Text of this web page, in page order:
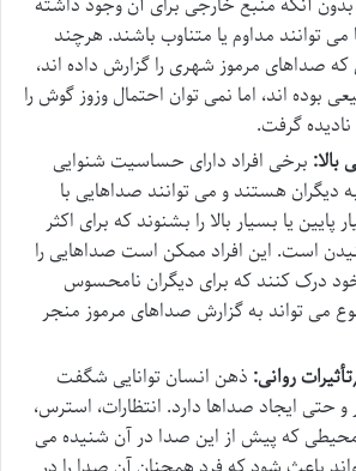
آنکه منبع خارجی برای آن وجود داشته
توانند مداوم یا متناوب باشند. هرچند
که صداهای مرموز شهری را گزارش داده اند،
بوده اند، اما نمی توان احتمال وزوز گوش را
گرفت.
برخی افراد دارای حساسیت شنوایی
هستند و می توانند صداهایی با
یا بسیار بالا را بشنوند که برای اکثر
است. این افراد ممکن است صداهایی را
درک کنند که برای دیگران نامحسوس
می تواند به گزارش صداهای مرموز منجر
روانی: ذهن انسان توانایی شگفت
حتی ایجاد صداها دارد. انتظارات، استرس،
که پیش از این صدا در آن شنیده می